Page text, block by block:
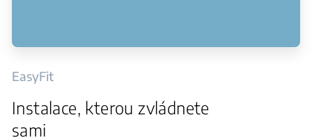
EasyFit
Instalace, kterou zvládnete
sami